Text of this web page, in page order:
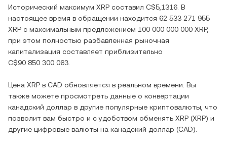
Исторический максимум XRP составил C$5,1316 . В
настоящее время в обращении находится 62 533 271 955
XRP с максимальным предложением 100 000 000 000 XRP,
при этом полностью разбавленная рыночная
капитализация составляет приблизительно
C$90 850 300 063
Цена XRP в CAD обновляется в реальном времени. Вы
также можете просмотреть данные о конвертации
канадский доллар в другие популярные криптовалюты, что
позволит вам быстро и с удобством обменять XRP (XRP) и
другие цифровые валюты на канадский доллар (CAD).